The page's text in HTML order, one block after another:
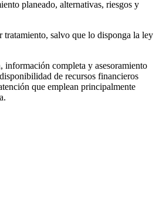
planeado, alternativas, riesgos y
tratamiento, salvo que lo disponga la ley
información completa y asesoramiento
de recursos financieros
que emplean principalmente